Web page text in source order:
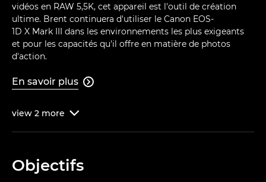
vidéos en RAW 5,5K, cet appareil est l'outil de création
ultime. Brent continuera d'utiliser le Canon EOS-
1D X Mark III dans les environnements les plus exigeants
et pour les capacités qu'il offre en matière de photos
d'action.
En savoir plus 
view 2 more 
Objectifs